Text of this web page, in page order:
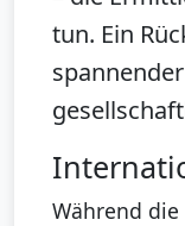
tun. Ein
Während